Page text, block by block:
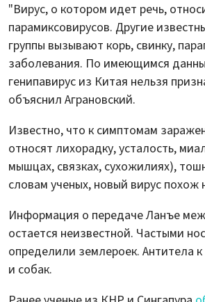
"Вирус, о котором идет речь,
парамиксовирусов. Другие
группы вызывают корь, свинку,
заболевания. По имеющимся
генипавирус из Китая нельзя
объяснил Аграновский.
Известно, что к симптомам
относят лихорадку, усталость,
мышцах, связках, сухожилиях),
словам ученых, новый вирус похож
Информация о передаче Ланъе
остается неизвестной. Частыми
определили землероек. Антитела
и собак.